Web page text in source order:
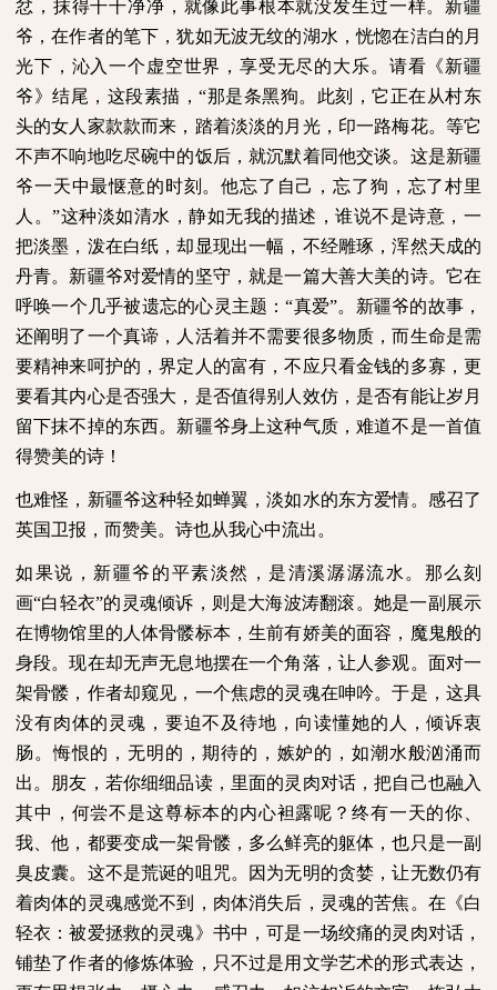
忿，抹得干干净净，就像此事根本就没发生过一样。新疆
爷，在作者的笔下，犹如无波无纹的湖水，恍惚在洁白的月
光下，沁入一个虚空世界，享受无尽的大乐。请看《新疆
爷》结尾，这段素描，“那是条黑狗。此刻，它正在从村东
头的女人家款款而来，踏着淡淡的月光，印一路梅花。等它
不声不响地吃尽碗中的饭后，就沉默着同他交谈。这是新疆
爷一天中最惬意的时刻。他忘了自己，忘了狗，忘了村里
人。”这种淡如清水，静如无我的描述，谁说不是诗意，一
把淡墨，泼在白纸，却显现出一幅，不经雕琢，浑然天成的
丹青。新疆爷对爱情的坚守，就是一篇大善大美的诗。它在
呼唤一个几乎被遗忘的心灵主题：“真爱”。新疆爷的故事，
还阐明了一个真谛，人活着并不需要很多物质，而生命是需
要精神来呵护的，界定人的富有，不应只看金钱的多寡，更
要看其内心是否强大，是否值得别人效仿，是否有能让岁月
留下抹不掉的东西。新疆爷身上这种气质，难道不是一首值
得赞美的诗！
也难怪，新疆爷这种轻如蝉翼，淡如水的东方爱情。感召了
英国卫报，而赞美。诗也从我心中流出。
如果说，新疆爷的平素淡然，是清溪潺潺流水。那么刻
画“白轻衣”的灵魂倾诉，则是大海波涛翻滚。她是一副展示
在博物馆里的人体骨髅标本，生前有娇美的面容，魔鬼般的
身段。现在却无声无息地摆在一个角落，让人参观。面对一
架骨髅，作者却窥见，一个焦虑的灵魂在呻吟。于是，这具
没有肉体的灵魂，要迫不及待地，向读懂她的人，倾诉衷
肠。悔恨的，无明的，期待的，嫉妒的，如潮水般汹涌而
出。朋友，若你细细品读，里面的灵肉对话，把自己也融入
其中，何尝不是这尊标本的内心袒露呢？终有一天的你、
我、他，都要变成一架骨髅，多么鲜亮的躯体，也只是一副
臭皮囊。这不是荒诞的咀咒。因为无明的贪婪，让无数仍有
着肉体的灵魂感觉不到，肉体消失后，灵魂的苦焦。在《白
轻衣：被爱拯救的灵魂》书中，可是一场绞痛的灵肉对话，
铺垫了作者的修炼体验，只不过是用文学艺术的形式表达，